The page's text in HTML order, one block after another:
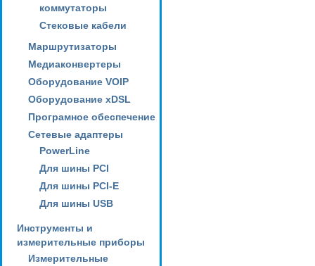
коммутаторы
Стековые кабели
Маршрутизаторы
Медиаконвертеры
Оборудование VOIP
Оборудование xDSL
Програмное обеспечение
Сетевые адаптеры
PowerLine
Для шины PCI
Для шины PCI-E
Для шины USB
Инструменты и
измерительные приборы
Измерительные